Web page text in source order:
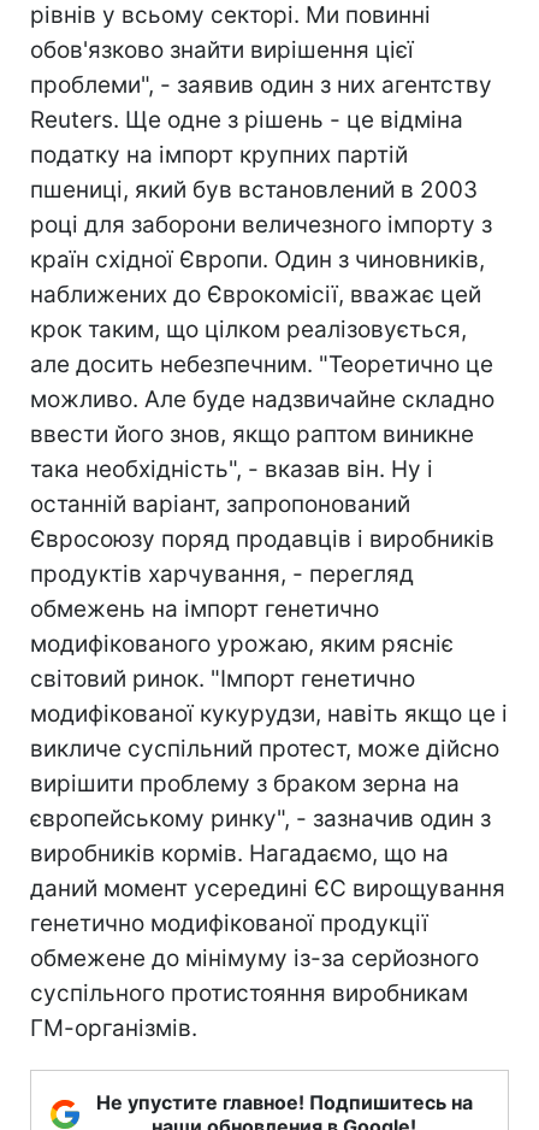
рівнів у всьому секторі. Ми повинні
обов'язково знайти вирішення цієї
проблеми", - заявив один з них агентству
Reuters. Ще одне з рішень - це відміна
податку на імпорт крупних партій
пшениці, який був встановлений в 2003
році для заборони величезного імпорту з
країн східної Європи. Один з чиновників,
наближених до Єврокомісії, вважає цей
крок таким, що цілком реалізовується,
але досить небезпечним. "Теоретично це
можливо. Але буде надзвичайне складно
ввести його знов, якщо раптом виникне
така необхідність", - вказав він. Ну і
останній варіант, запропонований
Євросоюзу поряд продавців і виробників
продуктів харчування, - перегляд
обмежень на імпорт генетично
модифікованого урожаю, яким рясніє
світовий ринок. "Імпорт генетично
модифікованої кукурудзи, навіть якщо це і
викличе суспільний протест, може дійсно
вирішити проблему з браком зерна на
європейському ринку", - зазначив один з
виробників кормів. Нагадаємо, що на
даний момент усередині ЄС вирощування
генетично модифікованої продукції
обмежене до мінімуму із-за серйозного
суспільного протистояння виробникам
ГМ-організмів.
Не упустите главное! Подпишитесь на